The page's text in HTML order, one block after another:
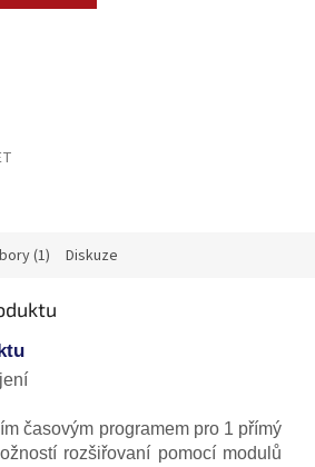
(1) Diskuze
časovým programem pro 1 přímý
rozšiřovaní pomocí modulů